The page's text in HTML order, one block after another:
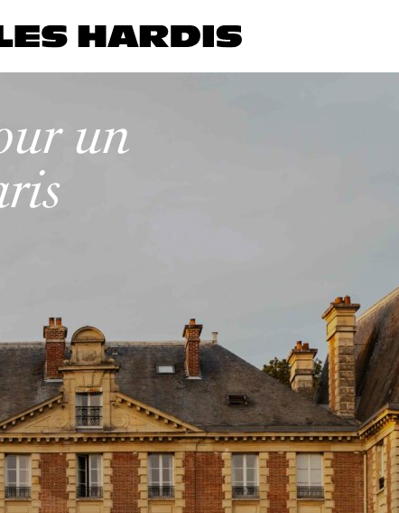
un